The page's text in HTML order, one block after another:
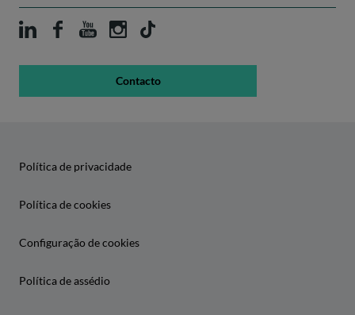
Contacto
Política de privacidade
Política de cookies
Configuração de cookies
Política de assédio